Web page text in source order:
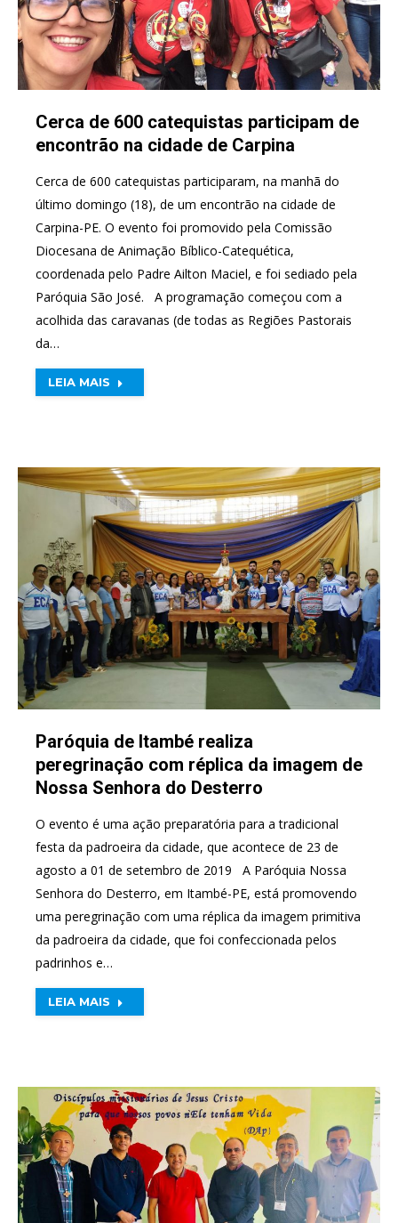
Cerca de 600 catequistas participam de
encontrão na cidade de Carpina
Cerca de 600 catequistas participaram, na manhã do
último domingo (18), de um encontrão na cidade de
Carpina-PE. O evento foi promovido pela Comissão
Diocesana de Animação Bíblico-Catequética,
coordenada pelo Padre Ailton Maciel, e foi sediado pela
Paróquia São José. A programação começou com a
acolhida das caravanas (de todas as Regiões Pastorais
da…
LEIA MAIS
Paróquia de Itambé realiza
peregrinação com réplica da imagem de
Nossa Senhora do Desterro
O evento é uma ação preparatória para a tradicional
festa da padroeira da cidade, que acontece de 23 de
agosto a 01 de setembro de 2019 A Paróquia Nossa
Senhora do Desterro, em Itambé-PE, está promovendo
uma peregrinação com uma réplica da imagem primitiva
da padroeira da cidade, que foi confeccionada pelos
padrinhos e…
LEIA MAIS